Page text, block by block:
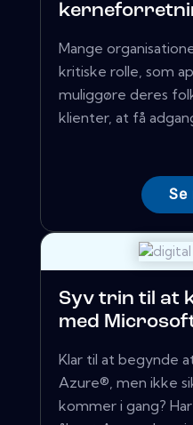
Mange
kritiske rolle, som
muliggøre deres
klienter, at få
Se
Syv trin til at
med
Klar til at begynde
Azure®, men ikke
kommer i gang?